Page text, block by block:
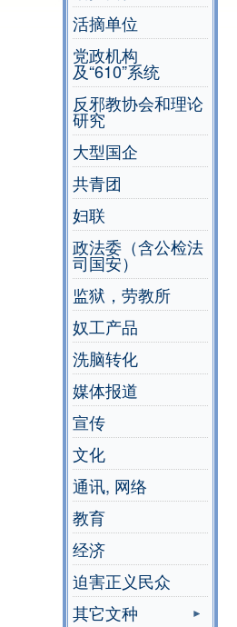
活摘单位
党政机构
及“610”系统
反邪教协会和理论
研究
大型国企
共青团
妇联
政法委（含公检法
司国安）
监狱，劳教所
奴工产品
洗脑转化
媒体报道
宣传
文化
通讯, 网络
教育
经济
迫害正义民众
其它文种